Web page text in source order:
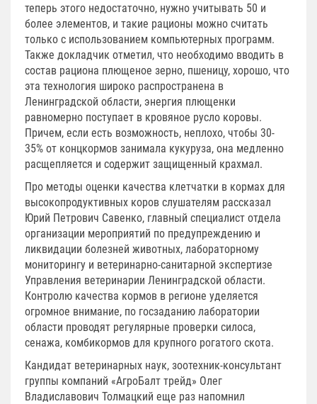
теперь этого недостаточно, нужно учитывать 50 и
более элементов, и такие рационы можно считать
только с использованием компьютерных программ.
Также докладчик отметил, что необходимо вводить в
состав рациона плющеное зерно, пшеницу, хорошо, что
эта технология широко распространена в
Ленинградской области, энергия плющенки
равномерно поступает в кровяное русло коровы.
Причем, если есть возможность, неплохо, чтобы 30-
35% от концкормов занимала кукуруза, она медленно
расщепляется и содержит защищенный крахмал.
Про методы оценки качества клетчатки в кормах для
высокопродуктивных коров слушателям рассказал
Юрий Петрович Савенко, главный специалист отдела
организации мероприятий по предупреждению и
ликвидации болезней животных, лабораторному
мониторингу и ветеринарно-санитарной экспертизе
Управления ветеринарии Ленинградской области.
Контролю качества кормов в регионе уделяется
огромное внимание, по госзаданию лаборатории
области проводят регулярные проверки силоса,
сенажа, комбикормов для крупного рогатого скота.
Кандидат ветеринарных наук, зоотехник-консультант
группы компаний «АгроБалт трейд» Олег
Владиславович Толмацкий еще раз напомнил